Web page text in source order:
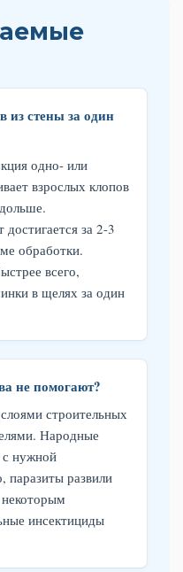
из стены за один
одно- или
взрослых клопов
достигается за 2-3
обработки.
всего,
в щелях за один
не помогают?
строительных
Народные
нужной
паразиты развили
инсектициды